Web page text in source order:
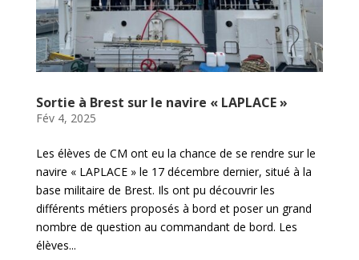
Sortie à Brest sur le navire « LAPLACE »
Fév 4, 2025
Les élèves de CM ont eu la chance de se rendre sur le
navire « LAPLACE » le 17 décembre dernier, situé à la
base militaire de Brest. Ils ont pu découvrir les
différents métiers proposés à bord et poser un grand
nombre de question au commandant de bord. Les
élèves...